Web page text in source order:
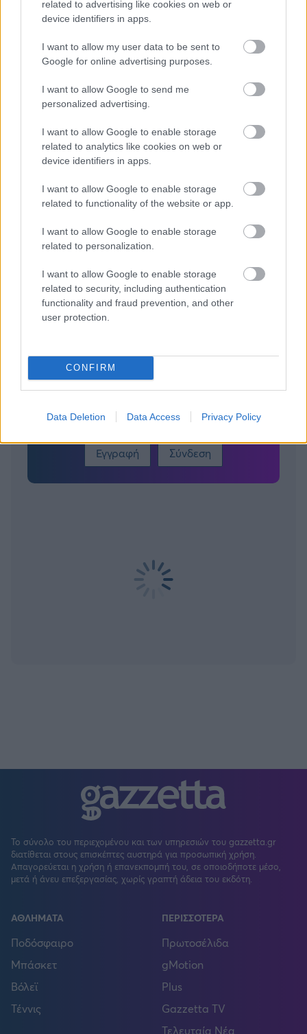
related to advertising like cookies on web or
device identifiers in apps.
I want to allow my user data to be sent to
Google for online advertising purposes.
I want to allow Google to send me
personalized advertising.
I want to allow Google to enable storage
related to analytics like cookies on web or
device identifiers in apps.
I want to allow Google to enable storage
related to functionality of the website or app.
I want to allow Google to enable storage
related to personalization.
I want to allow Google to enable storage
related to security, including authentication
functionality and fraud prevention, and other
user protection.
CONFIRM
Data Deletion Data Access Privacy Policy
Παρί Σεν Ζερμέν
και να κάνετε μερικά απλά βήματα για να το
αγαπήσετε τα όσπρια.
ΔΙΑΒΑΣΕ ΑΚΟΜΗ:
Η Gen Z κοιμάται στις 9 το βράδυ – Και έχει τους λόγους
Η ιδανική διαφορά ηλικίας στο ζευγάρι: Τι δείχνουν νέες
έρευνες
Σε πνίγει το άγχος; 5 τεχνικές που ηρεμούν το νευρικό
σου σύστημα σε μόλις 10' - Η μία είναι πολύ απλή
Για να προσθέσεις το σχόλιο
σου πρέπει να συνδεθείς
στο my gazzetta!
Εγγραφή Σύνδεση
Το σύνολο του περιεχομένου και των υπηρεσιών του gazzetta.gr
διατίθεται στους επισκέπτες αυστηρά για προσωπική χρήση.
Απαγορεύεται η χρήση ή επανεκπομπή του, σε οποιοδήποτε μέσο,
μετά ή άνευ επεξεργασίας, χωρίς γραπτή άδεια του εκδότη.
ΑΘΛΗΜΑΤΑ
Ποδόσφαιρο
Μπάσκετ
Βόλεϊ
Τέννις
ΠΕΡΙΣΣΟΤΕΡΑ
Πρωτοσέλιδα
gMotion
Plus
Gazzetta TV
Τελευταία Νέα